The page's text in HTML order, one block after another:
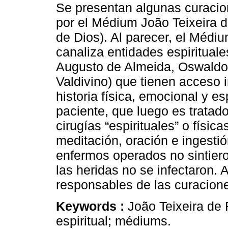
Se presentan algunas
por el Médium João Teixeira
de Dios). Al parecer, el
canaliza entidades
Augusto de Almeida,
Valdivino) que tienen acceso
historia física, emocional y
paciente, que luego es
cirugías “espirituales” o
meditación, oración e
enfermos operados no
las heridas no se infectaron.
responsables de las
Keywords : João Teixeira de
espiritual; médiums.